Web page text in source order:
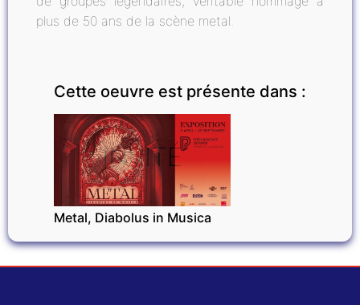
plus de 50 ans de la scène metal.
Cette oeuvre est présente dans :
INVITÉ
Metal, Diabolus in Musica